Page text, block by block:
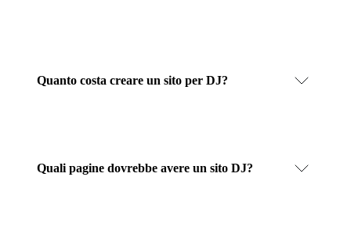
Quanto costa creare un sito per DJ?
Quali pagine dovrebbe avere un sito DJ?